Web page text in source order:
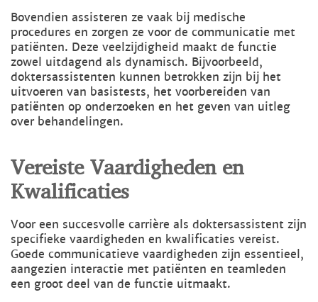
Bovendien assisteren ze vaak bij medische
procedures en zorgen ze voor de communicatie met
patiënten. Deze veelzijdigheid maakt de functie
zowel uitdagend als dynamisch. Bijvoorbeeld,
doktersassistenten kunnen betrokken zijn bij het
uitvoeren van basistests, het voorbereiden van
patiënten op onderzoeken en het geven van uitleg
over behandelingen.
Vereiste Vaardigheden en
Kwalificaties
Voor een succesvolle carrière als doktersassistent zijn
specifieke vaardigheden en kwalificaties vereist.
Goede communicatieve vaardigheden zijn essentieel,
aangezien interactie met patiënten en teamleden
een groot deel van de functie uitmaakt.